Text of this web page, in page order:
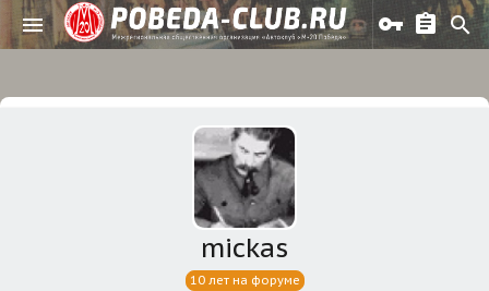
mickas
10 лет на форуме